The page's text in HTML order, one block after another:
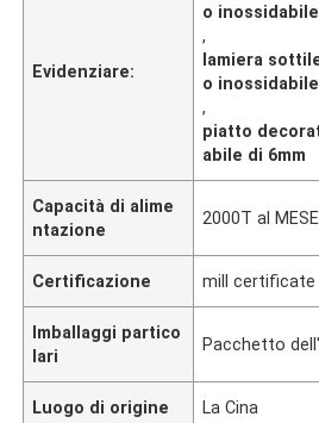
Evidenziare:
o inossidabile
,
lamiera
o
,
piatto
abile di 6mm
Capacità di alime
ntazione
2000T al
Certificazione mill certificate
Imballaggi partico
lari
Pacchetto
Luogo di origine La Cina